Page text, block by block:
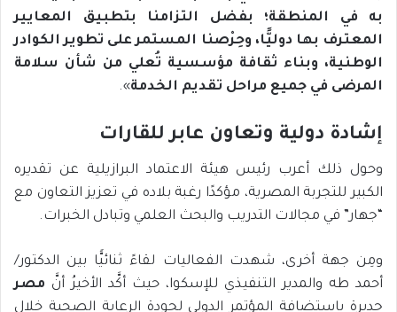
به في المنطقة؛ بفضل التزامنا بتطبيق المعايير
المعترف بها دوليًّا، وحِرْصنا المستمر على تطوير الكوادر
الوطنية، وبناء ثقافة مؤسسية تُعلي من شأن سلامة
المرضى في جميع مراحل تقديم الخدمة».
إشادة دولية وتعاون عابر للقارات
وحول ذلك أعرب رئيس هيئة الاعتماد البرازيلية عن تقديره
الكبير للتجربة المصرية، مؤكدًا رغبة بلاده في تعزيز التعاون مع
“جهار” في مجالات التدريب والبحث العلمي وتبادل الخبرات.
ومِن جهة أخرى، شهدت الفعاليات لقاءً ثنائيًّا بين الدكتور/
أحمد طه والمدير التنفيذي للإسكوا، حيث أكَّد الأخيرُ أنَّ مصر
جديرة باستضافة المؤتمر الدولي لجودة الرعاية الصحية خلال